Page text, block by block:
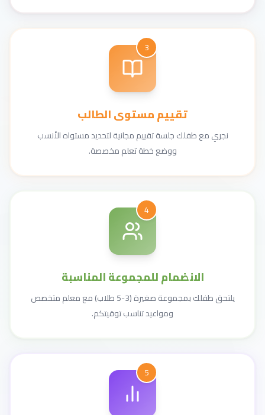
3
تقييم مستوى الطالب
نجري مع طفلك جلسة تقييم مجانية لتحديد مستواه الأنسب
ووضع خطة تعلم مخصصة.
4
الانضمام للمجموعة المناسبة
يلتحق طفلك بمجموعة صغيرة (3-5 طلاب) مع معلم متخصص
ومواعيد تناسب توقيتكم.
5